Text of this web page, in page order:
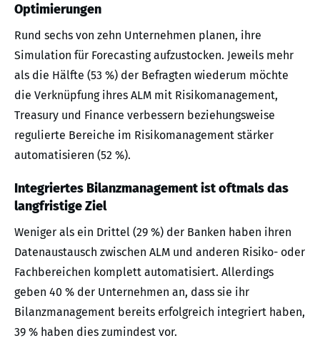
Optimierungen
Rund sechs von zehn Unternehmen planen, ihre
Simulation für Forecasting aufzustocken. Jeweils mehr
als die Hälfte (53 %) der Befragten wiederum möchte
die Verknüpfung ihres ALM mit Risikomanagement,
Treasury und Finance verbessern beziehungsweise
regulierte Bereiche im Risikomanagement stärker
automatisieren (52 %).
Integriertes Bilanzmanagement ist oftmals das
langfristige Ziel
Weniger als ein Drittel (29 %) der Banken haben ihren
Datenaustausch zwischen ALM und anderen Risiko- oder
Fachbereichen komplett automatisiert. Allerdings
geben 40 % der Unternehmen an, dass sie ihr
Bilanzmanagement bereits erfolgreich integriert haben,
39 % haben dies zumindest vor.